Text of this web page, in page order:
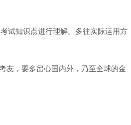
知识点进行理解。多往实际运用方
，要多留心国内外，乃至全球的金